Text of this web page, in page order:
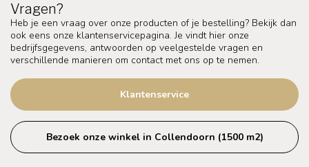
Vragen?
Heb je een vraag over onze producten of je bestelling? Bekijk dan
ook eens onze klantenservicepagina. Je vindt hier onze
bedrijfsgegevens, antwoorden op veelgestelde vragen en
verschillende manieren om contact met ons op te nemen.
Klantenservice
Bezoek onze winkel in Collendoorn (1500 m2)